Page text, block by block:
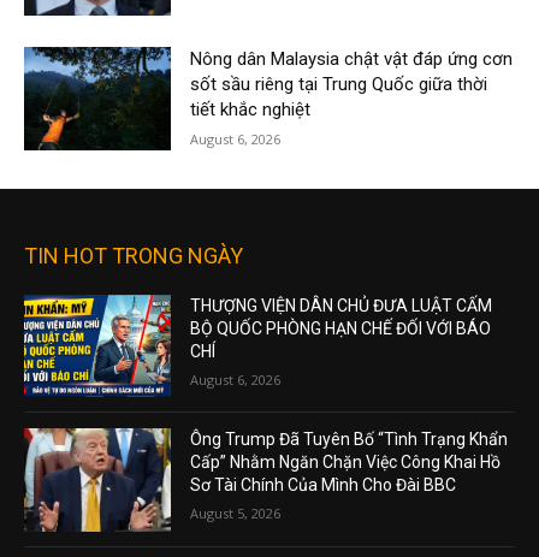
Nông dân Malaysia chật vật đáp ứng cơn
sốt sầu riêng tại Trung Quốc giữa thời
tiết khắc nghiệt
August 6, 2026
TIN HOT TRONG NGÀY
THƯỢNG VIỆN DÂN CHỦ ĐƯA LUẬT CẤM
BỘ QUỐC PHÒNG HẠN CHẾ ĐỐI VỚI BÁO
CHÍ
August 6, 2026
Ông Trump Đã Tuyên Bố “Tình Trạng Khẩn
Cấp” Nhằm Ngăn Chặn Việc Công Khai Hồ
Sơ Tài Chính Của Mình Cho Đài BBC
August 5, 2026